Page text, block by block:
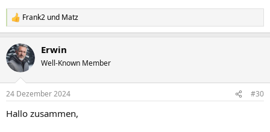
R
e
k
t
i
e
:
Frank2 und Matz
Erwin
Well-Known Member
24 Dezember 2024 #30
Hallo zusammen,